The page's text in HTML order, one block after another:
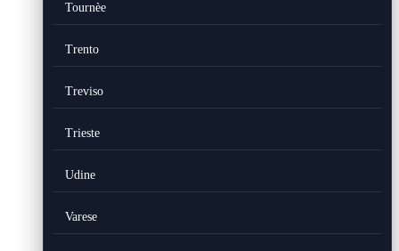
Tournèe
Trento
Treviso
Trieste
Udine
Varese